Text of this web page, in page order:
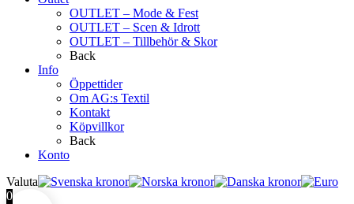
OUTLET – Mode & Fest
OUTLET – Scen & Idrott
OUTLET – Tillbehör & Skor
Back
Info
Öppettider
Om AG:s Textil
Kontakt
Köpvillkor
Back
Konto
Valuta
0